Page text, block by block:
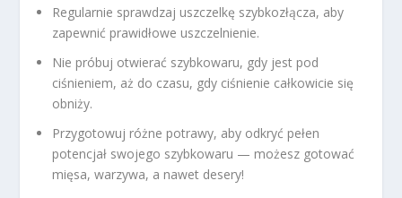
Regularnie sprawdzaj uszczelkę szybkozłącza, aby
zapewnić prawidłowe uszczelnienie.
Nie próbuj otwierać szybkowaru, gdy jest pod
ciśnieniem, aż do czasu, gdy ciśnienie całkowicie się
obniży.
Przygotowuj różne potrawy, aby odkryć pełen
potencjał swojego szybkowaru — możesz gotować
mięsa, warzywa, a nawet desery!